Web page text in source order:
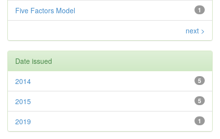
1
Five Factors Model
next >
Date issued
5
2014
5
2015
1
2019